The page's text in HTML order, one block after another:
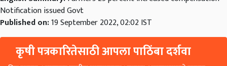
Notification issued Govt
Published on:19 September 2022, 02:02 IST
कृषी पत्रकारितेसाठी आपला पाठिंबा दर्शवा